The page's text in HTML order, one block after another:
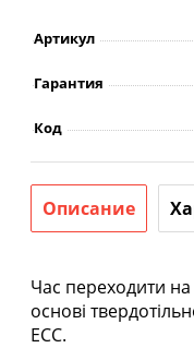
Артикул
Гарантия
Код
Описание
Час переходити на
основі
ECC.